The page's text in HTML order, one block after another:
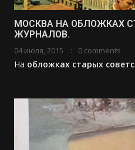
МОСКВА НА ОБЛОЖКАХ
ЖУРНАЛОВ.
04 июля, 2015 0 comments
На обложках старых